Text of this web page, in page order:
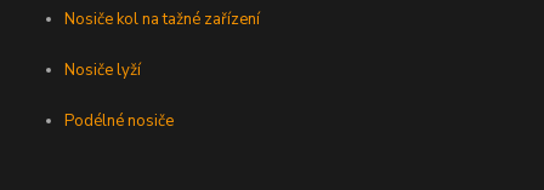
Nosiče kol na tažné zařízení
Nosiče lyží
Podélné nosiče